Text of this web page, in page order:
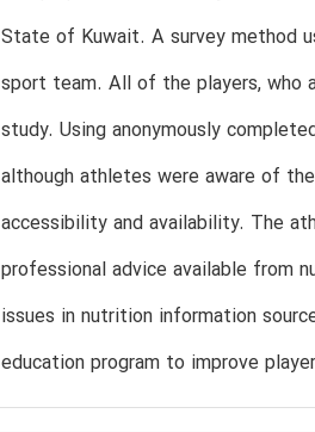
State of Kuwait. A survey method
sport team. All of the players, who
study. Using anonymously
although athletes were aware of
accessibility and availability. The
professional advice available from
issues in nutrition information
education program to improve